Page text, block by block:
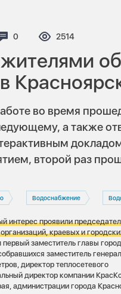
Комментариев:
0 Просмотров:
2514
во время
а также
второй раз
Водоснабжение
интерес проявили
краевых и
заместитель главы
заместитель
директор теплосетевого
директор компании
администрации города